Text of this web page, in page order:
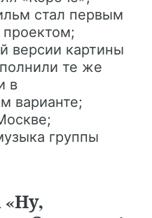
стал первым
версии картины
те же
в
варианте;
группы